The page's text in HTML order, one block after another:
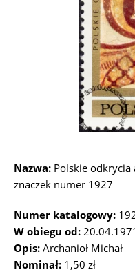
Nazwa: Polskie odkrycia
znaczek numer 1927
Numer katalogowy:
W obiegu od:
Opis: Archanioł Michał
Nominał: 1,50 zł